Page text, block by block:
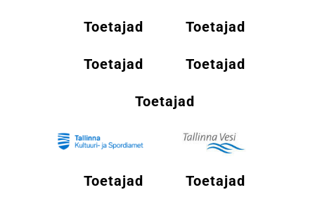
Toetajad Toetajad
Toetajad Toetajad
Toetajad
Toetajad Toetajad